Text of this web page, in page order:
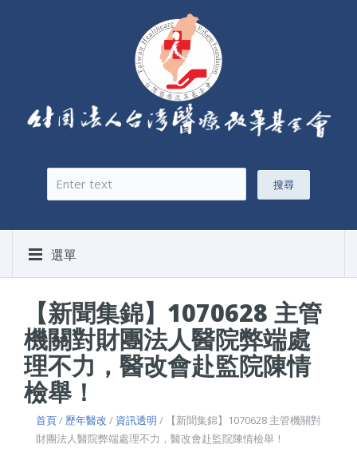
搜尋表單
搜尋
選單
【新聞集錦】1070628 主管
機關對財團法人醫院弊端處
理不力，醫改會赴監院陳情
檢舉！
首頁/ 歷年醫改 / 資訊透明 / 【新聞集錦】1070628 主管機關對
財團法人醫院弊端處理不力，醫改會赴監院陳情檢舉！